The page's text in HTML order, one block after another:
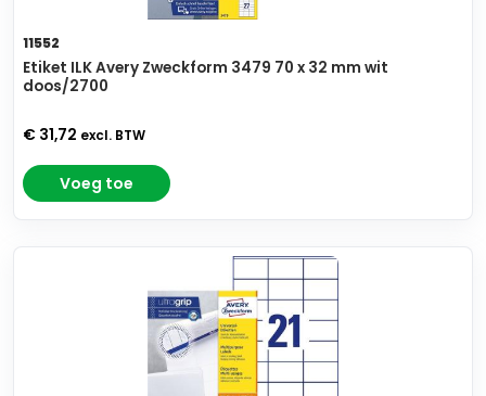
11552
Etiket ILK Avery Zweckform 3479 70 x 32 mm wit
doos/2700
€ 31,72 excl. BTW
Voeg toe